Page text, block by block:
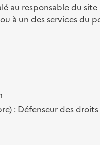
au responsable du
à un des services du
: Défenseur des